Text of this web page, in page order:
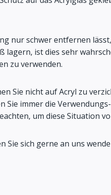
nur schwer entfernen
ist dies sehr
zu verwenden.
Sie nicht auf Acryl zu
Sie immer die
um diese Situation
Sie sich gerne an uns